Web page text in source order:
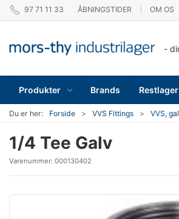
97 71 11 33 ÅBNINGSTIDER OM OS
-
Produkter Brands Restlager
Du er her: Forside VVS Fittings VVS,
1/4 Tee Galv
Varenummer: 000130402